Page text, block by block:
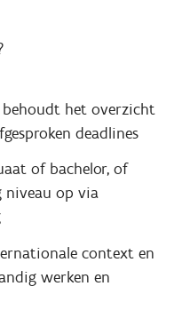
behoudt het overzicht
deadlines
of bachelor, of
niveau op via
context en
werken en